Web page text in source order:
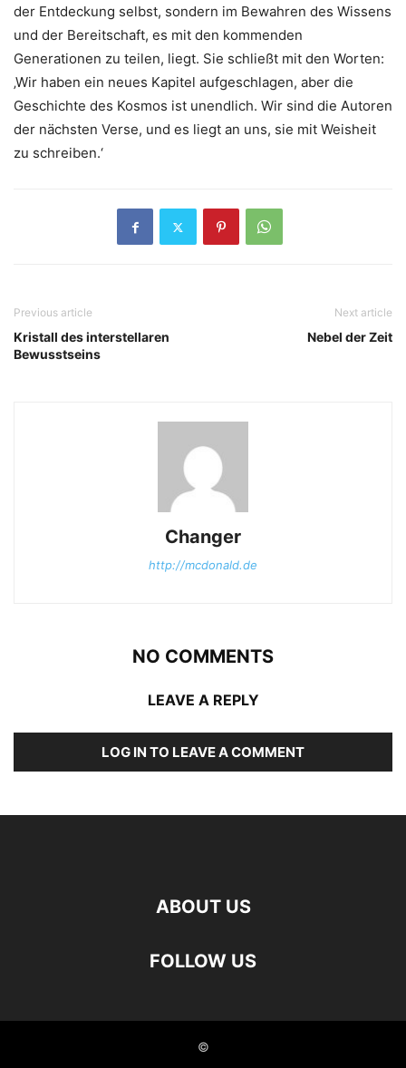
der Entdeckung selbst, sondern im Bewahren des Wissens
und der Bereitschaft, es mit den kommenden
Generationen zu teilen, liegt. Sie schließt mit den Worten:
‚Wir haben ein neues Kapitel aufgeschlagen, aber die
Geschichte des Kosmos ist unendlich. Wir sind die Autoren
der nächsten Verse, und es liegt an uns, sie mit Weisheit
zu schreiben.‘
Previous article
Kristall des interstellaren
Bewusstseins
Next article
Nebel der Zeit
Changer
http://mcdonald.de
NO COMMENTS
LEAVE A REPLY
LOG IN TO LEAVE A COMMENT
ABOUT US
FOLLOW US
©